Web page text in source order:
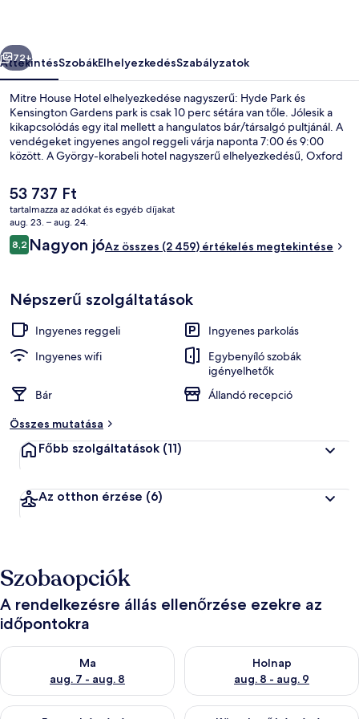
Következő
72+
ÁttekintésSzobákElhelyezkedésSzabályzatok
Mitre House Hotel elhelyezkedése nagyszerű: Hyde Park és
Kensington Gardens park is csak 10 perc sétára van tőle. Jólesik a
kikapcsolódás egy ital mellett a hangulatos bár/társalgó pultjánál. A
vendégeket ingyenes angol reggeli várja naponta 7:00 és 9:00
között. A György-korabeli hotel nagyszerű elhelyezkedésű, Oxford
a szálláshely elhelyezkedését a városnézés szempontjából és azért is,
mert gyalog is jól elérhető a tömegközlekedés: Paddington
metróállomás 4 percre, Lancaster Gate metróállomás pedig 5 percre
van.
A
jelenlegi
ár
53 737 Ft
53 737 Ft
tartalmazza az adókat és egyéb díjakat
aug. 23. – aug. 24.
Értékelések
8,28,2 ennyiből: 10
Nagyon jóAz összes (2 459) értékelés megtekintése
Népszerű szolgáltatások
Ingyenes reggeli
Ingyenes parkolás
Ingyenes wifi
Egybenyíló szobák
igényelhetők
Bár
Állandó recepció
Összes mutatása
Főbb szolgáltatások (11)
Az otthon érzése (6)
Szobaopciók
A rendelkezésre állás ellenőrzése ezekre az
időpontokra
Ma
aug. 7 - aug. 8
A ma esti rendelkezésre állás ellenőrzése: aug. 7 - aug. 8
Holnap
aug. 8 - aug. 9
A holnapi rendelkezésre állás
A mostani hétvégi rendelkezésre állás ellenőrzése: aug. 7 -
A következő hétvégi